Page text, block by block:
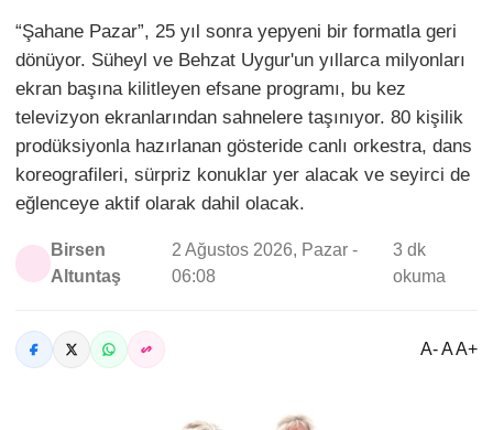
“Şahane Pazar”, 25 yıl sonra yepyeni bir formatla geri
dönüyor. Süheyl ve Behzat Uygur'un yıllarca milyonları
ekran başına kilitleyen efsane programı, bu kez
televizyon ekranlarından sahnelere taşınıyor. 80 kişilik
prodüksiyonla hazırlanan gösteride canlı orkestra, dans
koreografileri, sürpriz konuklar yer alacak ve seyirci de
eğlenceye aktif olarak dahil olacak.
Birsen
Altuntaş
2 Ağustos 2026, Pazar -
06:08
3 dk
okuma
A- A A+